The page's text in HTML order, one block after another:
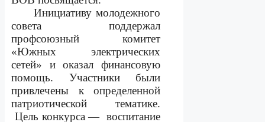
Инициативу молодежного
совета
поддержал
профсоюзный комитет
«Южных электрических
сетей» и оказал финансовую
помощь. Участники были
привлечены к определенной
патриотической тематике.
Цель конкурса — воспитание